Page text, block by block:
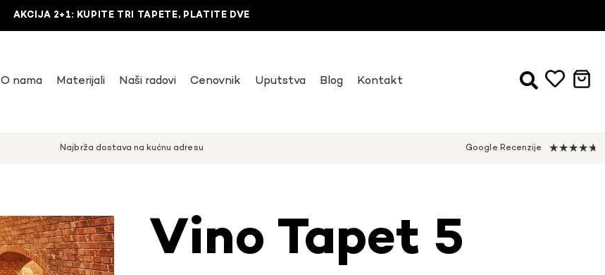
AKCIJA 2+1: KUPITE TRI TAPETE, PLATITE DVE
O nama Materijali Naši radovi Cenovnik Uputstva Blog Kontakt
Najbrža dostava na kućnu adresu Google Recenzije ★★★★★
Vino Tapet 5